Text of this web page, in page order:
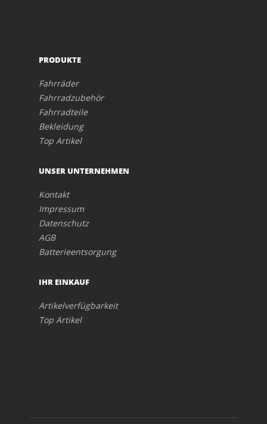
PRODUKTE
Fahrräder
Fahrradzubehör
Fahrradteile
Bekleidung
Top Artikel
UNSER UNTERNEHMEN
Kontakt
Impressum
Datenschutz
AGB
Batterieentsorgung
IHR EINKAUF
Artikelverfügbarkeit
Top Artikel